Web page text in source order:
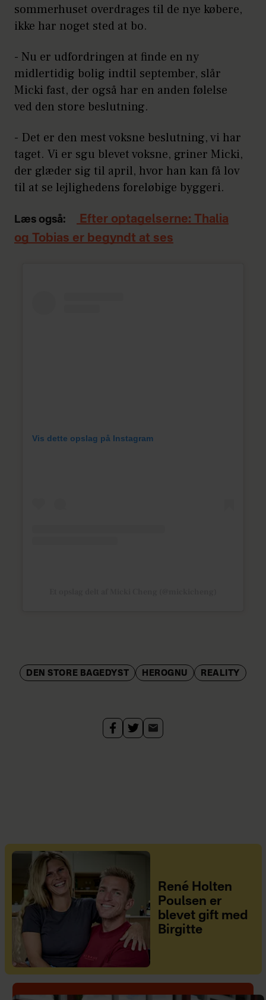
sommerhuset overdrages til de nye købere,
ikke har noget sted at bo.
- Nu er udfordringen at finde en ny
midlertidig bolig indtil september, slår
Micki fast, der også har en anden følelse
ved den store beslutning.
- Det er den mest voksne beslutning, vi har
taget. Vi er sgu blevet voksne, griner Micki,
der glæder sig til april, hvor han kan få lov
til at se lejlighedens foreløbige byggeri.
Læs også:
Efter optagelserne: Thalia
og Tobias er begyndt at ses
Vis dette opslag på Instagram
DEN STORE BAGEDYST HEROGNU REALITY
René Holten
Poulsen er
blevet gift med
Birgitte